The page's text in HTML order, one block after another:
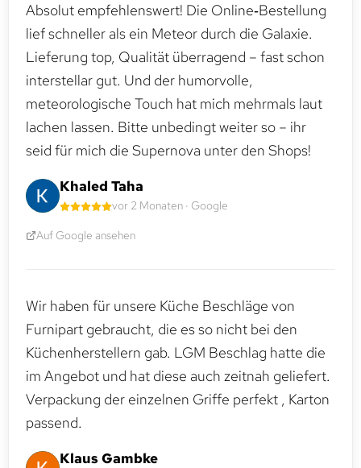
Absolut empfehlenswert! Die Online‑Bestellung
lief schneller als ein Meteor durch die Galaxie.
Lieferung top, Qualität überragend – fast schon
interstellar gut. Und der humorvolle,
meteorologische Touch hat mich mehrmals laut
lachen lassen. Bitte unbedingt weiter so – ihr
seid für mich die Supernova unter den Shops!
Khaled Taha
vor 2 Monaten · Google
Auf Google ansehen
Wir haben für unsere Küche Beschläge von
Furnipart gebraucht, die es so nicht bei den
Küchenherstellern gab. LGM Beschlag hatte die
im Angebot und hat diese auch zeitnah geliefert.
Verpackung der einzelnen Griffe perfekt , Karton
passend.
Klaus Gambke